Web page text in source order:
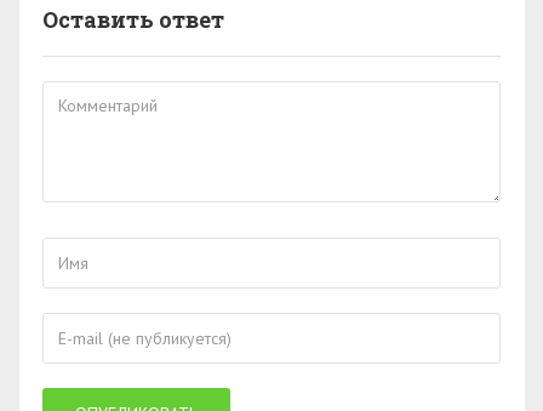
Оставить ответ